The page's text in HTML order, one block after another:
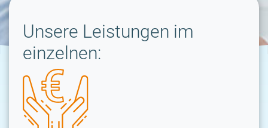
Unsere Leistungen im
einzelnen: